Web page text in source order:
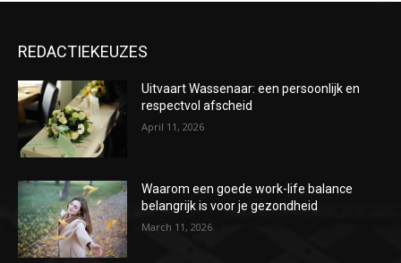
REDACTIEKEUZES
Uitvaart Wassenaar: een persoonlijk en
respectvol afscheid
April 11, 2026
Waarom een goede work-life balance
belangrijk is voor je gezondheid
March 11, 2026